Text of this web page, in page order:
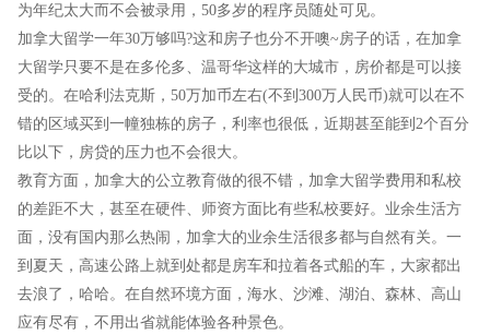
为年纪太大而不会被录用，50多岁的程序员随处可见。
加拿大留学一年30万够吗?这和房子也分不开噢~房子的话，在加拿
大留学只要不是在多伦多、温哥华这样的大城市，房价都是可以接
受的。在哈利法克斯，50万加币左右(不到300万人民币)就可以在不
错的区域买到一幢独栋的房子，利率也很低，近期甚至能到2个百分
比以下，房贷的压力也不会很大。
教育方面，加拿大的公立教育做的很不错，加拿大留学费用和私校
的差距不大，甚至在硬件、师资方面比有些私校要好。业余生活方
面，没有国内那么热闹，加拿大的业余生活很多都与自然有关。一
到夏天，高速公路上就到处都是房车和拉着各式船的车，大家都出
去浪了，哈哈。在自然环境方面，海水、沙滩、湖泊、森林、高山
应有尽有，不用出省就能体验各种景色。